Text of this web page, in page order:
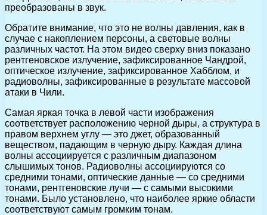
преобразованы в звук.
Обратите внимание, что это не волны давления, как в
случае с накоплением персоны, а световые волны
различных частот. На этом видео сверху вниз показано
рентгеновское излучение, зафиксированное Чандрой,
оптическое излучение, зафиксированное Хабблом, и
радиоволны, зафиксированные в результате массовой
атаки в Чили.
Самая яркая точка в левой части изображения
соответствует расположению черной дыры, а структура в
правом верхнем углу — это джет, образованный
веществом, падающим в черную дыру. Каждая длина
волны ассоциируется с различным диапазоном
слышимых тонов. Радиоволны ассоциируются со
средними тонами, оптические данные — со средними
тонами, рентгеновские лучи — с самыми высокими
тонами. Было установлено, что наиболее яркие области
соответствуют самым громким тонам.